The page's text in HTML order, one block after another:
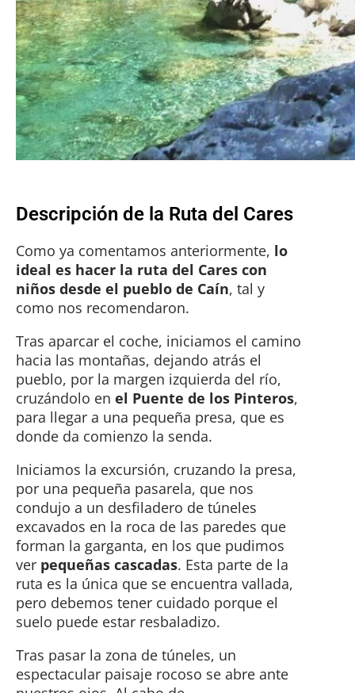
Descripción de la Ruta del Cares
Como ya comentamos anteriormente, lo
ideal es hacer la ruta del Cares con
niños desde el pueblo de Caín, tal y
como nos recomendaron.
Tras aparcar el coche, iniciamos el camino
hacia las montañas, dejando atrás el
pueblo, por la margen izquierda del río,
cruzándolo enel Puente de los Pinteros,
para llegar a una pequeña presa, que es
donde da comienzo la senda.
Iniciamos la excursión, cruzando la presa,
por una pequeña pasarela, que nos
condujo a un desfiladero de túneles
excavados en la roca de las paredes que
forman la garganta, en los que pudimos
ver pequeñas cascadas. Esta parte de la
ruta es la única que se encuentra vallada,
pero debemos tener cuidado porque el
suelo puede estar resbaladizo.
Tras pasar la zona de túneles, un
espectacular paisaje rocoso se abre ante